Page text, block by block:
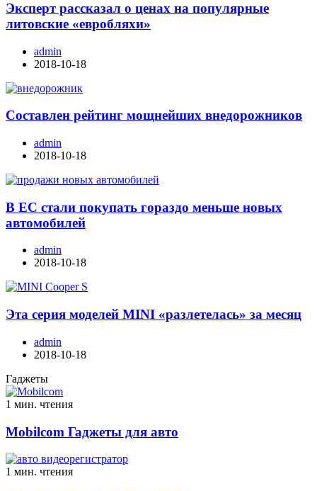
Эксперт рассказал о ценах на популярные
литовские «евробляхи»
admin
2018-10-18
Составлен рейтинг мощнейших внедорожников
admin
2018-10-18
В ЕС стали покупать гораздо меньше новых
автомобилей
admin
2018-10-18
Эта серия моделей MINI «разлетелась» за месяц
admin
2018-10-18
Гаджеты
1 мин. чтения
Mobilcom Гаджеты для авто
1 мин. чтения